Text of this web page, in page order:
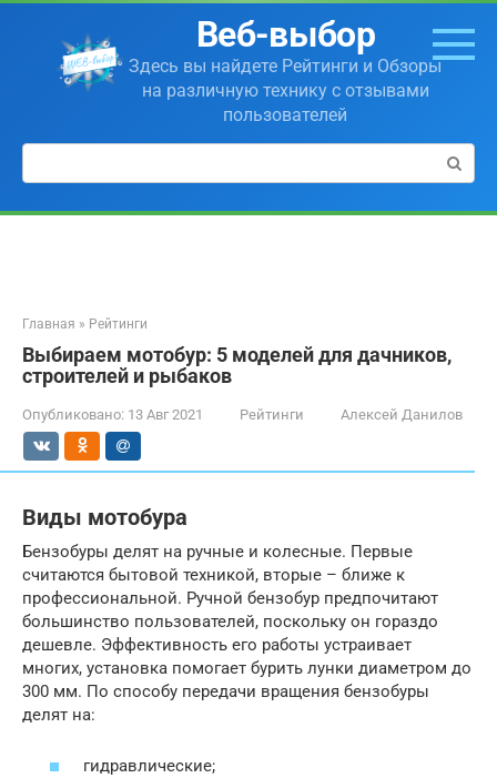
Перейти
контенту
Веб-выбор
Здесь вы найдете Рейтинги и Обзоры
на различную технику с отзывами
пользователей
Поиск:
Главная » Рейтинги
Выбираем мотобур: 5 моделей для дачников,
строителей и рыбаков
Опубликовано: 13 Авг 2021 Рейтинги Алексей Данилов
Виды мотобура
Бензобуры делят на ручные и колесные. Первые
считаются бытовой техникой, вторые – ближе к
профессиональной. Ручной бензобур предпочитают
большинство пользователей, поскольку он гораздо
дешевле. Эффективность его работы устраивает
многих, установка помогает бурить лунки диаметром до
300 мм. По способу передачи вращения бензобуры
делят на:
гидравлические;